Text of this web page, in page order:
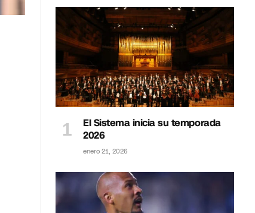
El Sistema inicia su temporada
2026
enero 21, 2026